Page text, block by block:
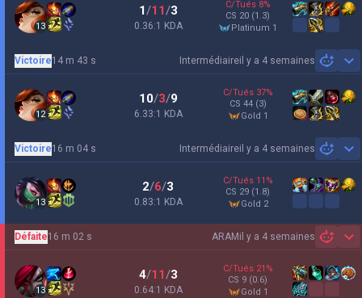
13
1/11/3
0.36:1 KDA
C/Tués 8%
CS 20 (1.3)
platinum 1
Intermédiaireil y a 4 semaines
Victoire14 m 43 s
12
10/3/9
6.33:1 KDA
C/Tués 37%
CS 44 (3)
gold 1
Intermédiaireil y a 4 semaines
Victoire16 m 04 s
13
2/6/3
0.83:1 KDA
C/Tués 11 %
CS 29 (1.8)
gold 2
ARAMil y a 4 semaines
Défaite16 m 02 s
13
4/11/3
0.64:1 KDA
C/Tués 21 %
CS 9 (0.6)
gold 1